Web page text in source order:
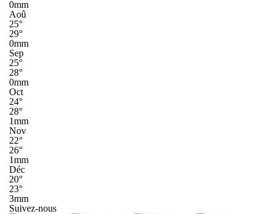
0mm
Aoû
25°
29°
0mm
Sep
25°
28°
0mm
Oct
24°
28°
1mm
Nov
22°
26°
1mm
Déc
20°
23°
3mm
Suivez-nous